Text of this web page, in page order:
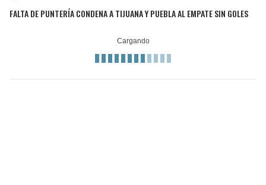
FALTA DE PUNTERÍA CONDENA A TIJUANA Y PUEBLA AL EMPATE SIN GOLES